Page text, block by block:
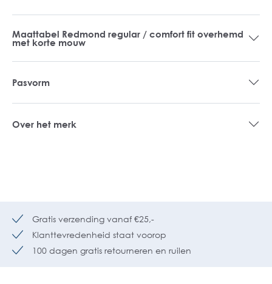
Maattabel Redmond regular / comfort fit overhemd
met korte mouw
Pasvorm
Over het merk
Gratis verzending vanaf €25,-
Klanttevredenheid staat voorop
100 dagen gratis retourneren en ruilen